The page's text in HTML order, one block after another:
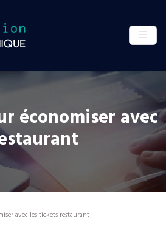
économiser avec
avec les tickets restaurant